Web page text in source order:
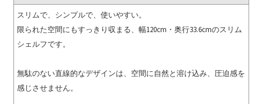
スリムで、シンプルで、使いやすい。
限られた空間にもすっきり収まる、幅120cm・奥行33.6cmのスリム
シェルフです。
無駄のない直線的なデザインは、空間に自然と溶け込み、圧迫感を
感じさせません。